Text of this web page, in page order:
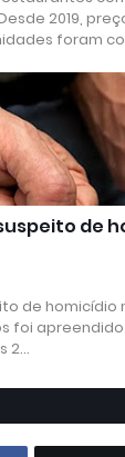
2019,
foram
de
de homicídio
foi
2…